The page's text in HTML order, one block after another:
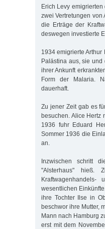
Erich Levy
zwei Vertretungen von
die Erträge der
deswegen investierte
1934 emigrierte
Palästina aus, sie
ihrer Ankunft
Form der Malaria.
dauerhaft.
Zu jener Zeit gab es
besuchen. Alice Hertz
1936 fuhr Eduard
Sommer 1936 die
an.
Inzwischen schritt
"Alsterhaus"
wesentlichen
ihre Tochter Ilse in
beschwor ihre Mutter,
Mann nach Hamburg
erst mit dem